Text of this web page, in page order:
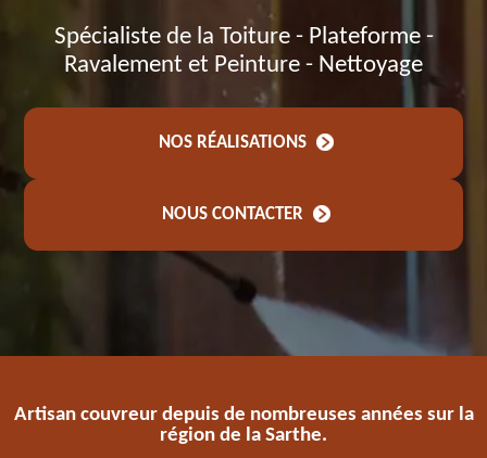
Spécialiste de la Toiture - Plateforme -
Ravalement et Peinture - Nettoyage
NOS RÉALISATIONS
NOUS CONTACTER
Artisan couvreur depuis de nombreuses années sur la
région de la Sarthe.